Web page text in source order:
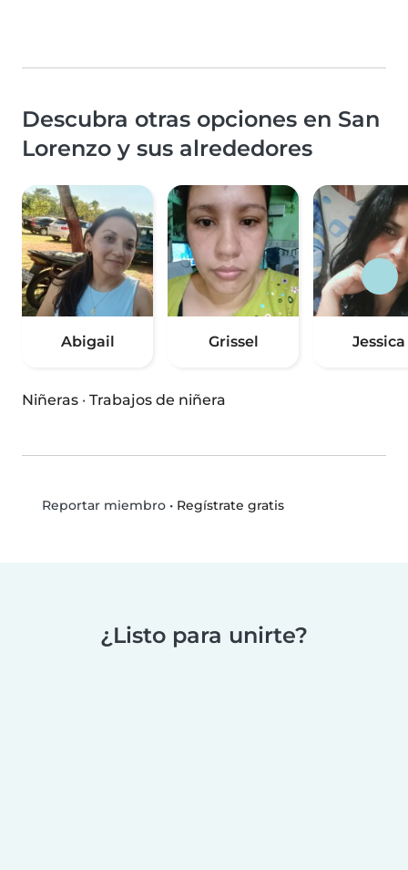
Descubra otras opciones en San
Lorenzo y sus alrededores
Abigail Grissel Jessica
Niñeras · Trabajos de niñera
Reportar miembro• Regístrate gratis
¿Listo para unirte?